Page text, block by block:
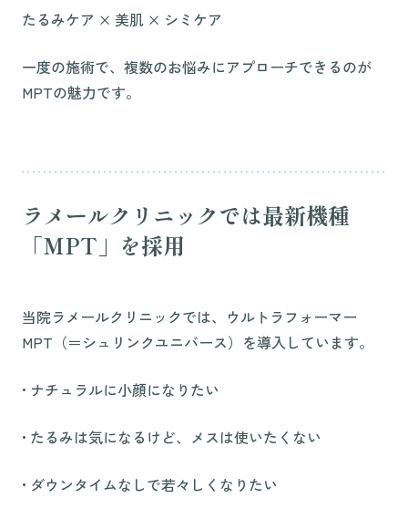
たるみケア × 美肌 × シミケア
一度の施術で、複数のお悩みにアプローチできるのが
MPTの魅力です。
ラメールクリニックでは最新機種
「MPT」を採用
当院ラメールクリニックでは、ウルトラフォーマー
MPT（＝シュリンクユニバース）を導入しています。
• ナチュラルに小顔になりたい
• たるみは気になるけど、メスは使いたくない
• ダウンタイムなしで若々しくなりたい